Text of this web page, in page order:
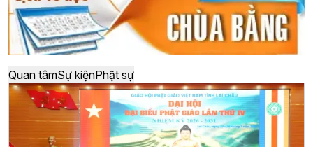
Quan tâmSự kiệnPhật sự